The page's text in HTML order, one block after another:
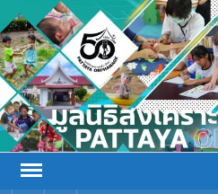
Skip
to
content